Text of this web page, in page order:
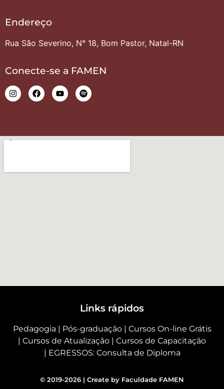
Endereço
Rua São Severino, N° 18, Bom Pastor, Natal-RN
Conecte-se a FAMEN
Links rápidos
Pedagogia | Pós-graduação| Cursos On-line Grátis
| Cursos de Atualização | Cursos de Capacitação
| EGRESSOS: Consulta de Diploma
© 2019-2026 | Create by Faculdade FAMEN